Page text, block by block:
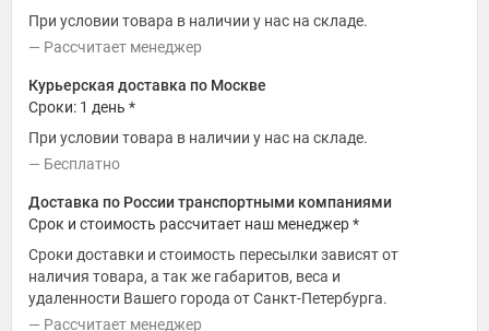
При условии товара в наличии у нас на складе.
Рассчитает менеджер
Курьерская доставка по Москве
Сроки: 1 день *
При условии товара в наличии у нас на складе.
Бесплатно
Доставка по России транспортными компаниями
Срок и стоимость рассчитает наш менеджер *
Сроки доставки и стоимость пересылки зависят от
наличия товара, а так же габаритов, веса и
удаленности Вашего города от Санкт-Петербурга.
Рассчитает менеджер